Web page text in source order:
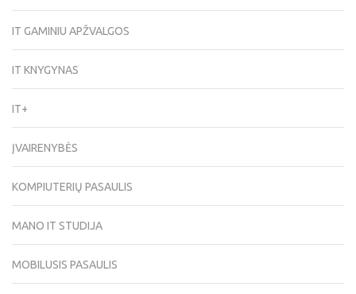
IT GAMINIU APŽVALGOS
IT KNYGYNAS
IT+
ĮVAIRENYBĖS
KOMPIUTERIŲ PASAULIS
MANO IT STUDIJA
MOBILUSIS PASAULIS